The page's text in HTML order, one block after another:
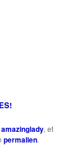
amazinglady, et
permalien.